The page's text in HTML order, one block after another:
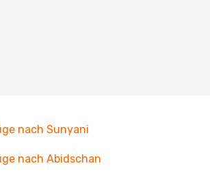
nach Sunyani
nach Abidschan